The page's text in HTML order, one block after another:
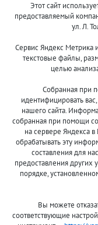
©
Оплата и доставка
Акции и скидки
Помощь
Этот сайт
предоставляемый
ул. Л.
Сервис Яндекс Метрика
текстовые файлы,
целью
Собранная при
идентифицировать
нашего сайта.
собранная при помощи
на сервере Яндекса
обрабатывать эту
составления для
предоставления других
порядке,
Вы можете
соответствующие